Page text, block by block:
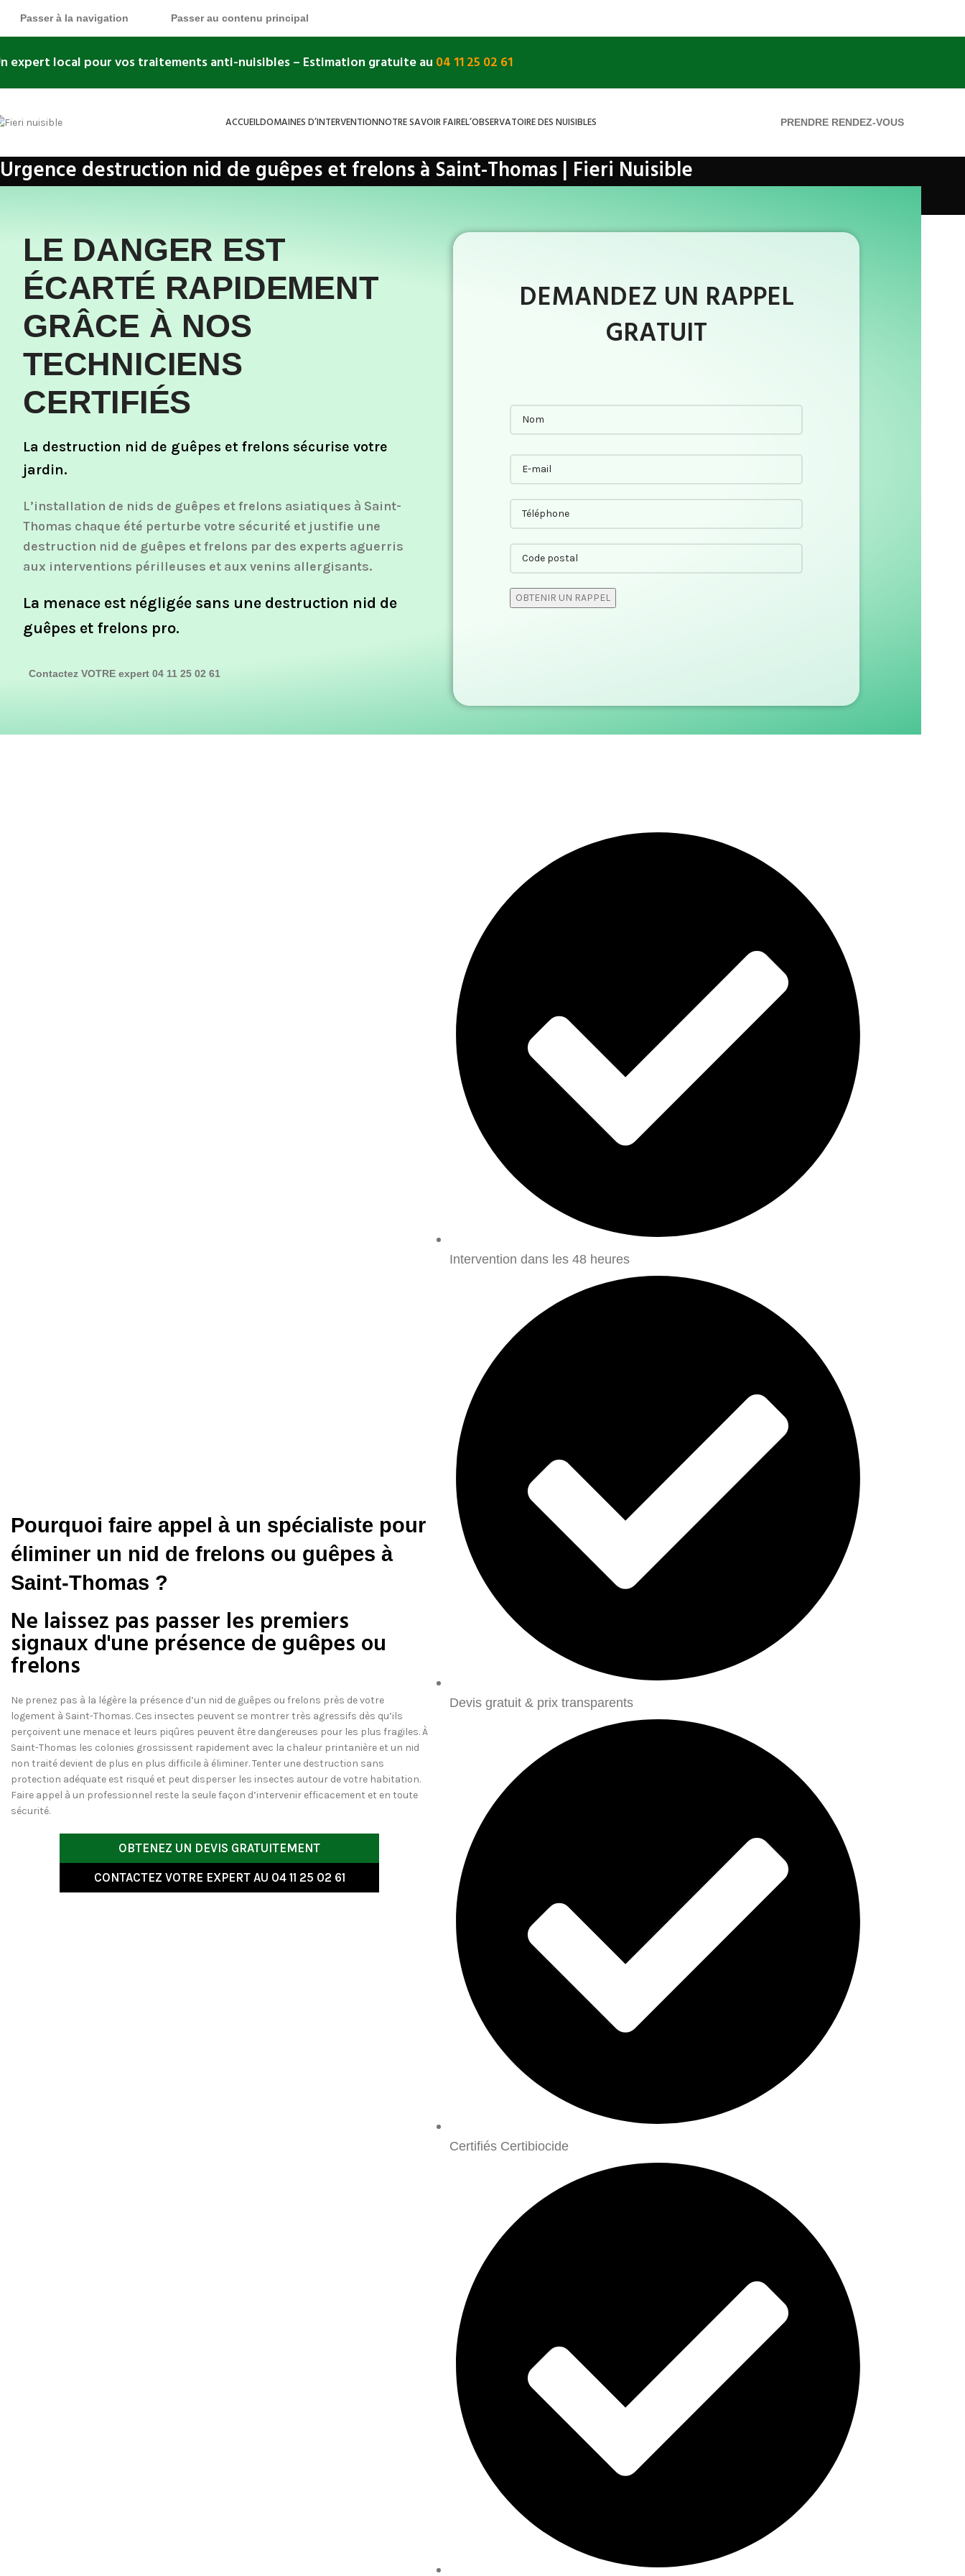
Passer à la navigation Passer au contenu principal
expert local pour vos traitements anti-nuisibles– Estimation gratuite au 04 11 25 02 61
ACCUEILDOMAINES D’INTERVENTIONNOTRE SAVOIR FAIREL’OBSERVATOIRE DES NUISIBLES PRENDRE RENDEZ-VOUS
Urgence destruction nid de guêpes et frelons à Saint-Thomas | Fieri Nuisible
LE DANGER EST
ÉCARTÉ RAPIDEMENT
GRÂCE À NOS
TECHNICIENS
CERTIFIÉS
La destruction nid de guêpes et frelons sécurise votre
jardin.
L’installation de nids de guêpes et frelons asiatiques à Saint-
Thomas chaque été perturbe votre sécurité et justifie une
destruction nid de guêpes et frelons par des experts aguerris
aux interventions périlleuses et aux venins allergisants.
La menace est négligée sans une destruction nid de
guêpes et frelons pro.
Contactez VOTRE expert 04 11 25 02 61
DEMANDEZ UN RAPPEL
GRATUIT
Pourquoi faire appel à un spécialiste pour
éliminer un nid de frelons ou guêpes à
Saint-Thomas ?
Ne laissez pas passer les premiers
signaux d'une présence de guêpes ou
frelons
Ne prenez pas à la légère la présence d’un nid de guêpes ou frelons près de votre
logement à Saint-Thomas. Ces insectes peuvent se montrer très agressifs dès qu’ils
perçoivent une menace et leurs piqûres peuvent être dangereuses pour les plus fragiles. À
Saint-Thomas les colonies grossissent rapidement avec la chaleur printanière et un nid
non traité devient de plus en plus difficile à éliminer. Tenter une destruction sans
protection adéquate est risqué et peut disperser les insectes autour de votre habitation.
Faire appel à un professionnel reste la seule façon d’intervenir efficacement et en toute
sécurité.
OBTENEZ UN DEVIS GRATUITEMENT
CONTACTEZ VOTRE EXPERT AU 04 11 25 02 61
Intervention dans les 48 heures
Devis gratuit & prix transparents
Certifiés Certibiocide